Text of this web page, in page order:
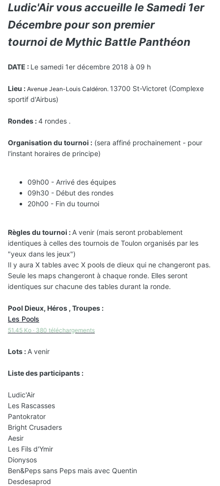
Ludic'Air vous accueille le Samedi 1er
Décembre pour son premier
tournoideMythic Battle Panthéon
DATE : Le samedi 1er décembre 2018 à 09 h
Lieu : Avenue Jean-Louis Caldéron. 13700 St-Victoret (Complexe
sportif d'Airbus)
Rondes :4 rondes .
Organisation du tournoi : (sera affiné prochainement - pour
l'instant horaires de principe)
09h00 - Arrivé des équipes
09h30 - Début des rondes
20h00 - Fin du tournoi
Règles du tournoi : A venir (mais seront probablement
identiques à celles des tournois de Toulon organisés par les
"yeux dans les jeux")
Il y aura X tables avec X pools de dieux qui ne changeront pas.
Seule les maps changeront à chaque ronde. Elles seront
identiques sur chacune des tables durant la ronde.
Pool Dieux, Héros , Troupes :
Les Pools
51.45 Ko · 380 téléchargements
Lots : A venir
Liste des participants :
Ludic'Air
Les Rascasses
Pantokrator
Bright Crusaders
Aesir
Les Fils d'Ymir
Dionysos
Ben&Peps sans Peps mais avec Quentin
Desdesaprod